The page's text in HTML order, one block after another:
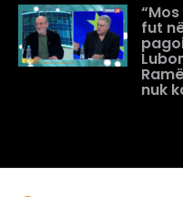
fut
nuk